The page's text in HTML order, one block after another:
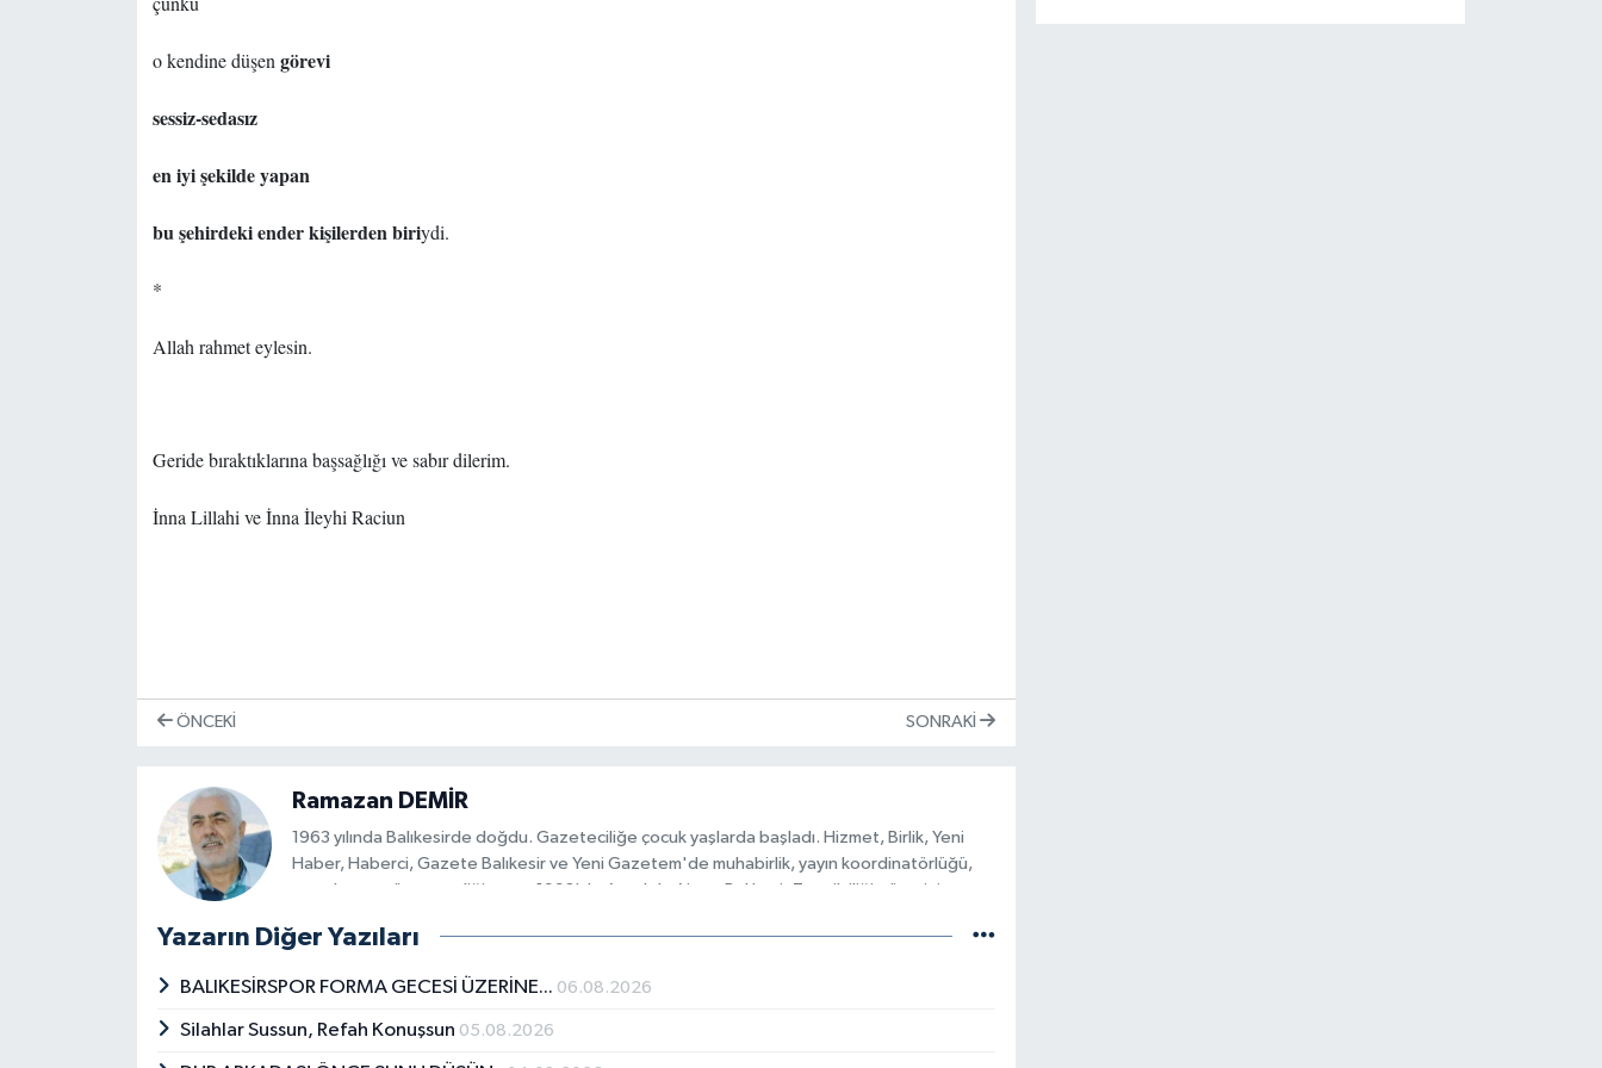
o kendine düşengörevi
sessiz-sedasız
en iyi şekilde yapan
bu şehirdeki ender kişilerden biriydi.
*
Allah rahmet eylesin.
Geride bıraktıklarına başsağlığı ve sabır dilerim.
İnna Lillahi ve İnna İleyhi Raciun
ÖNCEKI SONRAKI
Ramazan DEMİR
1963 yılında Balıkesirde doğdu. Gazeteciliğe çocuk yaşlarda başladı. Hizmet, Birlik, Yeni
Haber, Haberci, Gazete Balıkesir ve Yeni Gazetem'de muhabirlik, yayın koordinatörlüğü,
genel yayın yönetmenliği yaptı. 1993'de Anadolu Ajansı Balıkesir Temsilciliği görevini
Balıkesirspor Dosyası yazı dizileriyle bazı olayların aydınlatılmasını sağladı. 1992'de
Balıkesirspor başta olmak üzere çeşitli sivil toplum örgütlerinde görev aldı. Sürekli Basın
Kartı sahibi Demir, 2006'dan bu yana Balıkesir Gazeteciler Cemiyeti başkanlığını yürütüyor.
Yazarın Diğer Yazıları
BALIKESİRSPOR FORMA GECESİ ÜZERİNE... 06.08.2026
Silahlar Sussun, Refah Konuşsun 05.08.2026